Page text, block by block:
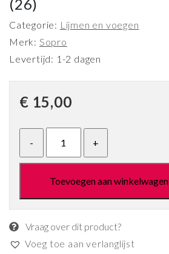
(26)
Categorie: Lijmen en voegen
Merk: Sopro
Levertijd: 1-2 dagen
€ 15,00
Toevoegen aan winkelwagen
Vraag over dit product?
Voeg toe aan verlanglijst